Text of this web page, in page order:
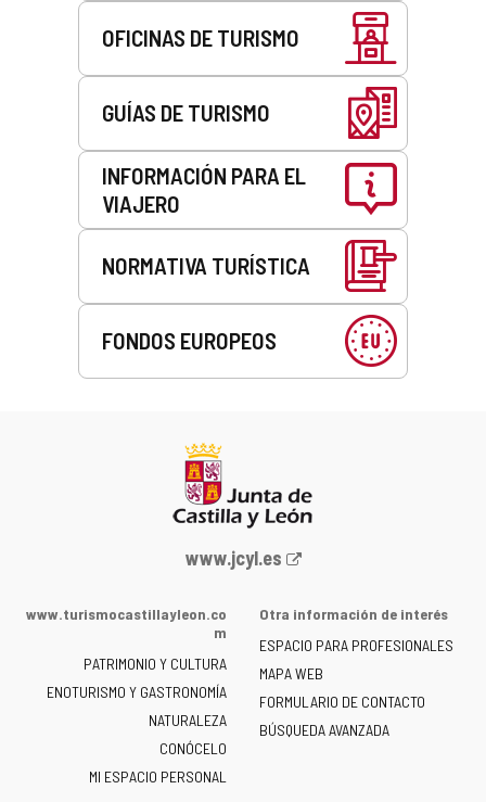
OFICINAS DE TURISMO
GUÍAS DE TURISMO
INFORMACIÓN PARA EL
VIAJERO
NORMATIVA TURÍSTICA
FONDOS EUROPEOS
Portal
la
de
Castilla
y
León
-
www.jcyl.es
www.turismocastillayleon.co
m
PATRIMONIO Y CULTURA
ENOTURISMO Y GASTRONOMÍA
NATURALEZA
CONÓCELO
MI ESPACIO PERSONAL
Otra información de interés
ESPACIO PARA PROFESIONALES
MAPA WEB
FORMULARIO DE CONTACTO
BÚSQUEDA AVANZADA